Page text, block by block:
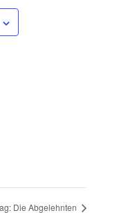
Die Abgelehnten